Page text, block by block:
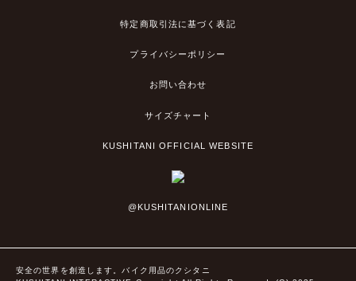
特定商取引法に基づく表記
プライバシーポリシー
お問い合わせ
サイズチャート
KUSHITANI OFFICIAL WEBSITE
@KUSHITANIONLINE
安全の世界を創造します。バイク用品のクシタニ